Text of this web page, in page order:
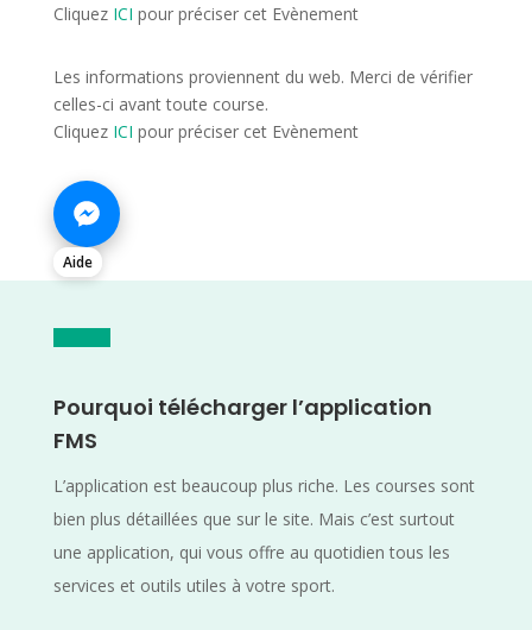
Cliquez ICI pour préciser cet Evènement
Les informations proviennent du web. Merci de vérifier
celles-ci avant toute course.
Cliquez ICI pour préciser cet Evènement
Aide
Pourquoi télécharger l’application
FMS
L’application est beaucoup plus riche. Les courses sont
bien plus détaillées que sur le site. Mais c’est surtout
une application, qui vous offre au quotidien tous les
services et outils utiles à votre sport.